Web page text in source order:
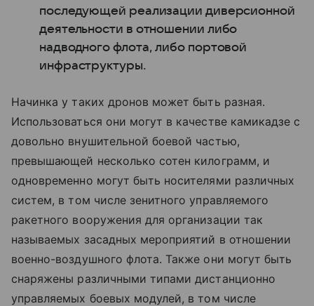
последующей реализации диверсионной
деятельности в отношении либо
надводного флота, либо портовой
инфраструктуры.
Начинка у таких дронов может быть разная.
Использоваться они могут в качестве камикадзе с
довольно внушительной боевой частью,
превышающей несколько сотен килограмм, и
одновременно могут быть носителями различных
систем, в том числе зенитного управляемого
ракетного вооружения для организации так
называемых засадных мероприятий в отношении
военно-воздушного флота. Также они могут быть
снаряжены различными типами дистанционно
управляемых боевых модулей, в том числе